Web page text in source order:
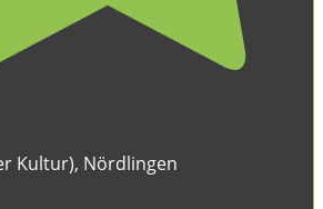
Kultur), Nördlingen